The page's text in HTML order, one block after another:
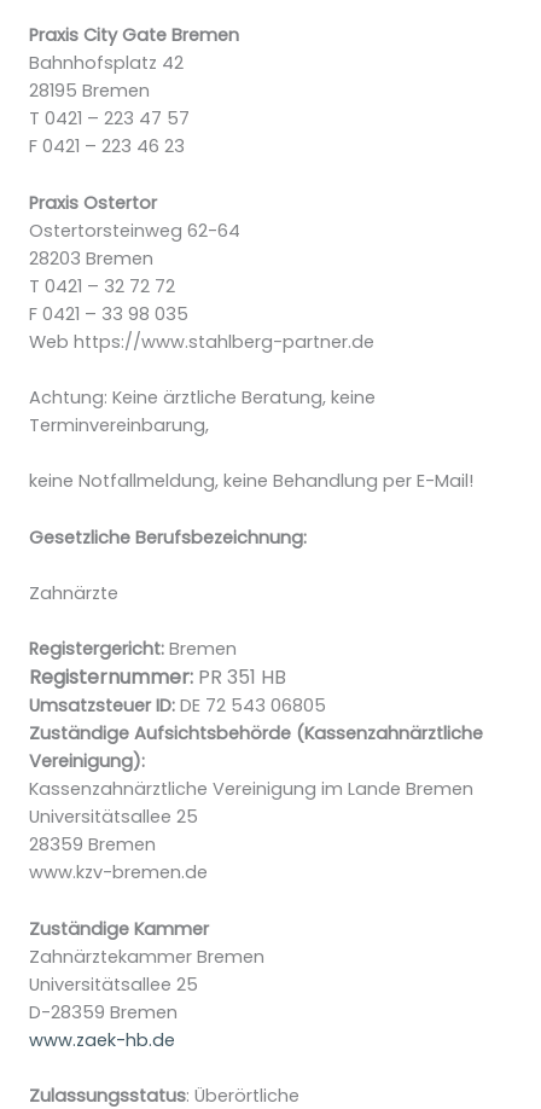
Praxis City Gate Bremen
Bahnhofsplatz 42
28195 Bremen
T 0421 – 223 47 57
F 0421 – 223 46 23
Praxis Ostertor
Ostertorsteinweg 62-64
28203 Bremen
T 0421 – 32 72 72
F 0421 – 33 98 035
Web https://www.stahlberg-partner.de
Achtung: Keine ärztliche Beratung, keine
Terminvereinbarung,
keine Notfallmeldung, keine Behandlung per E-Mail!
Gesetzliche Berufsbezeichnung:
Zahnärzte
Registergericht: Bremen
Registernummer: PR 351 HB
Umsatzsteuer ID: DE 72 543 06805
Zuständige Aufsichtsbehörde (Kassenzahnärztliche
Vereinigung):
Kassenzahnärztliche Vereinigung im Lande Bremen
Universitätsallee 25
28359 Bremen
www.kzv-bremen.de
Zuständige Kammer
Zahnärztekammer Bremen
Universitätsallee 25
D-28359 Bremen
www.zaek-hb.de
Zulassungsstatus: Überörtliche